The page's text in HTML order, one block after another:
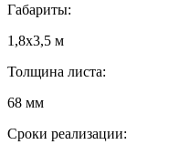
Габариты:
1,8х3,5 м
Толщина листа:
68 мм
Сроки реализации: